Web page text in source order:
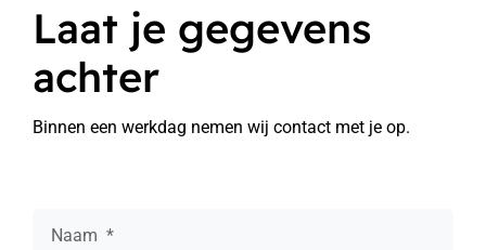
Laat je gegevens
achter
Binnen een werkdag nemen wij contact met je op.